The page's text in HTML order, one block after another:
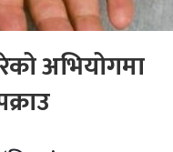
अभियोगमा